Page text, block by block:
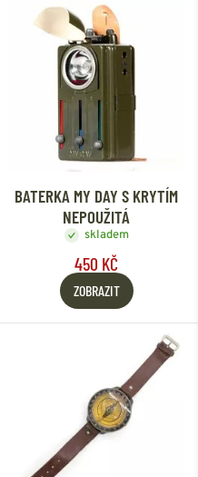
BATERKA MY DAY S KRYTÍM
NEPOUŽITÁ
skladem
450 KČ
ZOBRAZIT